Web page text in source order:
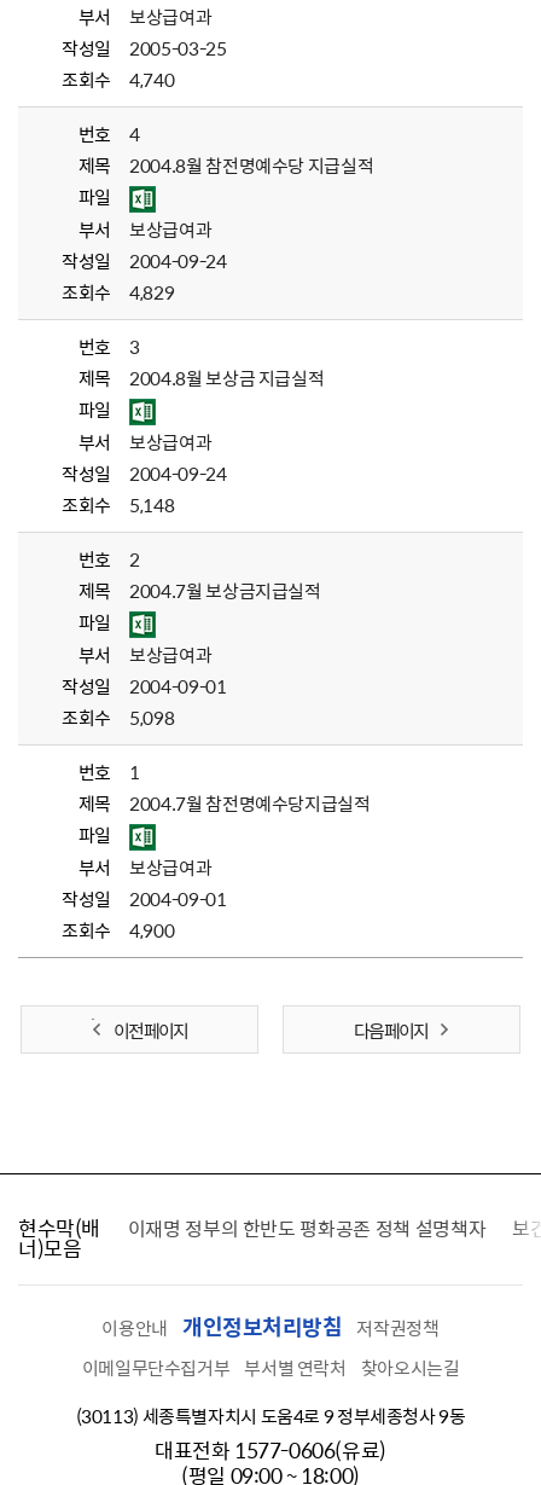
부서
보상급여과
작성일
2005-03-25
조회수
4,740
번호
4
제목
2004.8월 참전명예수당 지급실적
파일
부서
보상급여과
작성일
2004-09-24
조회수
4,829
번호
3
제목
2004.8월 보상금 지급실적
파일
부서
보상급여과
작성일
2004-09-24
조회수
5,148
번호
2
제목
2004.7월 보상금지급실적
파일
부서
보상급여과
작성일
2004-09-01
조회수
5,098
번호
1
제목
2004.7월 참전명예수당지급실적
파일
부서
보상급여과
작성일
2004-09-01
조회수
4,900
이전 페이지 다음 페이지
현수막(배
너)모음
찾습니다 이재명 정부의 한반도 평화공존 정책 설명책자 보
이용안내 개인정보처리방침
저작권정책
이메일무단수집거부 부서별 연락처
찾아오시는길
(30113) 세종특별자치시 도움4로 9 정부세종청사 9동
대표전화 1577-0606(유료)
(평일 09:00 ~ 18:00)